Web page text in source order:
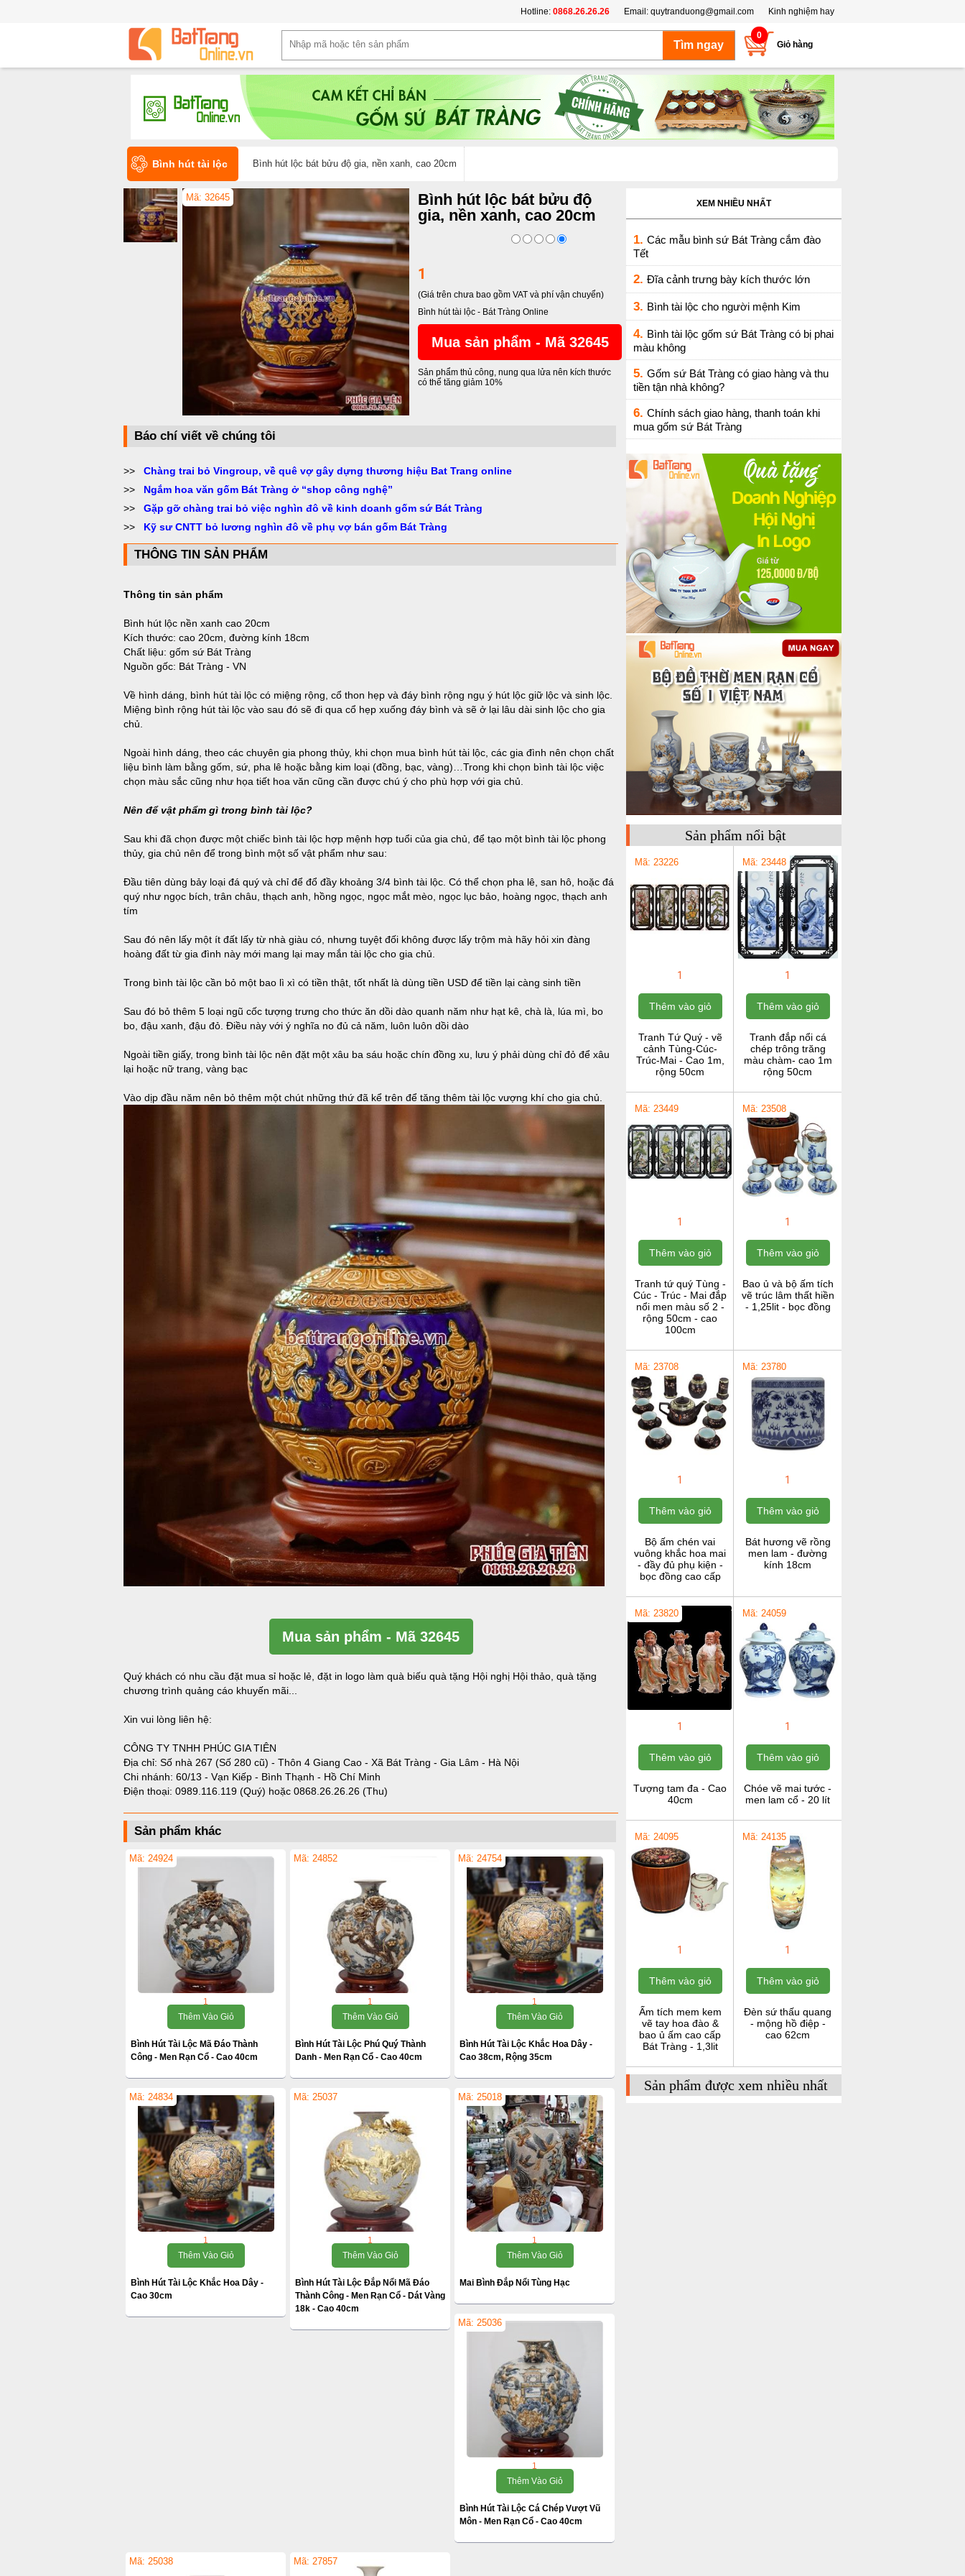
Hotline: 0868.26.26.26 Email: quytranduong@gmail.com Kinh nghiệm hay
0
Giỏ hàng
Bình hút tài lộc Bình hút lộc bát bửu độ gia, nền xanh, cao 20cm
Mã: 32645
Bình hút lộc bát bửu độ
gia, nền xanh, cao 20cm
1
(Giá trên chưa bao gồm VAT và phí vận chuyển)
Bình hút tài lộc - Bát Tràng Online
Mua sản phẩm - Mã 32645
Sản phẩm thủ công, nung qua lửa nên kích thước
có thể tăng giảm 10%
Báo chí viết về chúng tôi
>> Chàng trai bỏ Vingroup, về quê vợ gây dựng thương hiệu Bat Trang online
>> Ngắm hoa văn gốm Bát Tràng ở “shop công nghệ”
>> Gặp gỡ chàng trai bỏ việc nghìn đô về kinh doanh gốm sứ Bát Tràng
>> Kỹ sư CNTT bỏ lương nghìn đô về phụ vợ bán gốm Bát Tràng
THÔNG TIN SẢN PHẨM
Thông tin sản phẩm
Bình hút lộc nền xanh cao 20cm
Kích thước: cao 20cm, đường kính 18cm
Chất liệu: gốm sứ Bát Tràng
Nguồn gốc: Bát Tràng - VN
Về hình dáng, bình hút tài lộc có miệng rộng, cổ thon hẹp và đáy bình rộng ngụ ý hút lộc giữ lộc và sinh lộc.
Miệng bình rộng hút tài lộc vào sau đó sẽ đi qua cổ hẹp xuống đáy bình và sẽ ở lại lâu dài sinh lộc cho gia
chủ.
Ngoài hình dáng, theo các chuyên gia phong thủy, khi chọn mua bình hút tài lộc, các gia đình nên chọn chất
liệu bình làm bằng gốm, sứ, pha lê hoặc bằng kim loại (đồng, bạc, vàng)…Trong khi chọn bình tài lộc việc
chọn màu sắc cũng như họa tiết hoa văn cũng cần được chú ý cho phù hợp với gia chủ.
Nên để vật phẩm gì trong bình tài lộc?
Sau khi đã chọn được một chiếc bình tài lộc hợp mệnh hợp tuổi của gia chủ, để tạo một bình tài lộc phong
thủy, gia chủ nên để trong bình một số vật phẩm như sau:
Đầu tiên dùng bảy loại đá quý và chỉ để đổ đầy khoảng 3/4 bình tài lộc. Có thể chọn pha lê, san hô, hoặc đá
quý như ngọc bích, trân châu, thạch anh, hồng ngọc, ngọc mắt mèo, ngọc lục bảo, hoàng ngọc, thạch anh
tím
Sau đó nên lấy một ít đất lấy từ nhà giàu có, nhưng tuyệt đối không được lấy trộm mà hãy hỏi xin đàng
hoàng đất từ gia đình này mới mang lại may mắn tài lộc cho gia chủ.
Trong bình tài lộc cần bỏ một bao lì xì có tiền thật, tốt nhất là dùng tiền USD để tiền lại càng sinh tiền
Sau đó bỏ thêm 5 loại ngũ cốc tượng trưng cho thức ăn dồi dào quanh năm như hạt kê, chà là, lúa mì, bo
bo, đậu xanh, đậu đỏ. Điều này với ý nghĩa no đủ cả năm, luôn luôn dồi dào
Ngoài tiền giấy, trong bình tài lộc nên đặt một xâu ba sáu hoặc chín đồng xu, lưu ý phải dùng chỉ đỏ để xâu
lại hoặc nữ trang, vàng bạc
Vào dịp đầu năm nên bỏ thêm một chút những thứ đã kể trên để tăng thêm tài lộc vượng khí cho gia chủ.
Mua sản phẩm - Mã 32645
Quý khách có nhu cầu đặt mua sỉ hoặc lẻ, đặt in logo làm quà biếu quà tặng Hội nghị Hội thảo, quà tặng
chương trình quảng cáo khuyến mãi...
Xin vui lòng liên hệ:
CÔNG TY TNHH PHÚC GIA TIÊN
Địa chỉ: Số nhà 267 (Số 280 cũ) - Thôn 4 Giang Cao - Xã Bát Tràng - Gia Lâm - Hà Nội
Chi nhánh: 60/13 - Vạn Kiếp - Bình Thạnh - Hồ Chí Minh
Điện thoại: 0989.116.119 (Quý) hoặc 0868.26.26.26 (Thu)
Sản phẩm khác
Mã: 24924
1
Thêm Vào Giỏ
Bình Hút Tài Lộc Mã Đáo Thành
Công - Men Rạn Cổ - Cao 40cm
Mã: 24852
1
Thêm Vào Giỏ
Bình Hút Tài Lộc Phú Quý Thành
Danh - Men Rạn Cổ - Cao 40cm
Mã: 24754
1
Thêm Vào Giỏ
Bình Hút Tài Lộc Khắc Hoa Dây -
Cao 38cm, Rộng 35cm
Mã: 24834
1
Thêm Vào Giỏ
Bình Hút Tài Lộc Khắc Hoa Dây -
Cao 30cm
Mã: 25037
1
Thêm Vào Giỏ
Bình Hút Tài Lộc Đắp Nổi Mã Đáo
Thành Công - Men Rạn Cổ - Dát Vàng
18k - Cao 40cm
Mã: 25018
1
Thêm Vào Giỏ
Mai Bình Đắp Nổi Tùng Hạc
Mã: 25036
1
Thêm Vào Giỏ
Bình Hút Tài Lộc Cá Chép Vượt Vũ
Môn - Men Rạn Cổ - Cao 40cm
Mã: 25038 Mã: 27857
XEM NHIỀU NHẤT
1. Các mẫu bình sứ Bát Tràng cắm đào
Tết
2. Đĩa cảnh trưng bày kích thước lớn
3. Bình tài lộc cho người mệnh Kim
4. Bình tài lộc gốm sứ Bát Tràng có bị phai
màu không
5. Gốm sứ Bát Tràng có giao hàng và thu
tiền tận nhà không?
6. Chính sách giao hàng, thanh toán khi
mua gốm sứ Bát Tràng
Sản phẩm nổi bật
Mã: 23226
1
Thêm vào giỏ
Tranh Tứ Quý - vẽ
cảnh Tùng-Cúc-
Trúc-Mai - Cao 1m,
rộng 50cm
Mã: 23448
1
Thêm vào giỏ
Tranh đắp nổi cá
chép trông trăng
màu chàm- cao 1m
rộng 50cm
Mã: 23449
1
Thêm vào giỏ
Tranh tứ quý Tùng -
Cúc - Trúc - Mai đắp
nổi men màu số 2 -
rộng 50cm - cao
100cm
Mã: 23508
1
Thêm vào giỏ
Bao ủ và bộ ấm tích
vẽ trúc lâm thất hiền
- 1,25lit - bọc đồng
Mã: 23708
1
Thêm vào giỏ
Bộ ấm chén vai
vuông khắc hoa mai
- đầy đủ phụ kiện -
bọc đồng cao cấp
Mã: 23780
1
Thêm vào giỏ
Bát hương vẽ rồng
men lam - đường
kính 18cm
Mã: 23820
1
Thêm vào giỏ
Tượng tam đa - Cao
40cm
Mã: 24059
1
Thêm vào giỏ
Chóe vẽ mai tước -
men lam cổ - 20 lít
Mã: 24095
1
Thêm vào giỏ
Ấm tích mem kem
vẽ tay hoa đào &
bao ủ ấm cao cấp
Bát Tràng - 1,3lit
Mã: 24135
1
Thêm vào giỏ
Đèn sứ thấu quang
- mộng hồ điệp -
cao 62cm
Sản phẩm được xem nhiều nhất